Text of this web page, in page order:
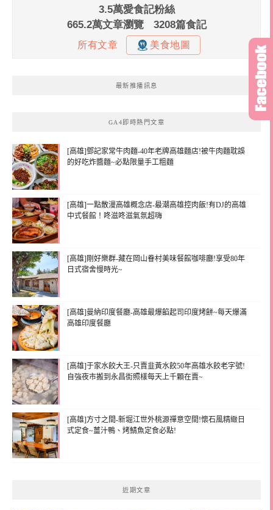
最新推播訊息
GA4即時熱門文章
[高雄]鄧記家常牛肉麵-40年老牌高雄麵店!被牛肉麵耽誤
的好吃炸醬麵~必點限量手工粗麵
[高雄]一點散漫高雄概念店-最潮高雄控肉飯!有DJ的高雄
中式餐館！咚滋咚滋氣氛超嗨
[高雄]剛好樂群-藏在岡山眷村美味餐館咖啡廳!享受80年
日式宿舍慢時光~
[高雄]曼納印度餐廳-高雄最爆餡起司印度烤餅~每天爆滿
高雄印度餐廳
[高雄]于家水餃大王-只賣韭黃水餃50年高雄水餃老字號!
自強夜市搬到永昌街照樣每天上千顆在賣~
[高雄]方寸之間-新堀江世外桃源禪意空間!懷石風精緻日
式定食~薑汁鴨、烤鯖魚定食必點!
近期文章